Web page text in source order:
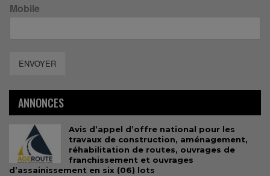
Mobile
ENVOYER
ANNONCES
Avis d’appel d’offre national pour les
travaux de construction, aménagement,
réhabilitation de routes, ouvrages de
franchissement et ouvrages
d’assainissement en six (06) lots